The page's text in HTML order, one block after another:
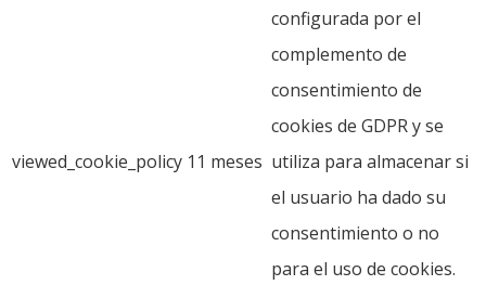
viewed_cookie_policy 11 meses
configurada por el
complemento de
consentimiento de
cookies de GDPR y se
utiliza para almacenar si
el usuario ha dado su
consentimiento o no
para el uso de cookies.